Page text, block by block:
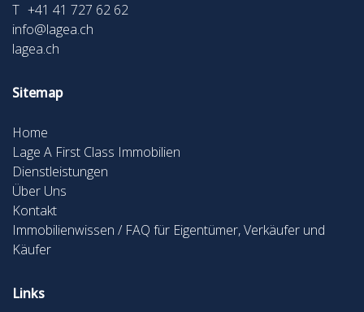
T +41 41 727 62 62
info@lagea.ch
lagea.ch
Sitemap
Home
Lage A First Class Immobilien
Dienstleistungen
Über Uns
Kontakt
Immobilienwissen / FAQ für Eigentümer, Verkäufer und
Käufer
Links